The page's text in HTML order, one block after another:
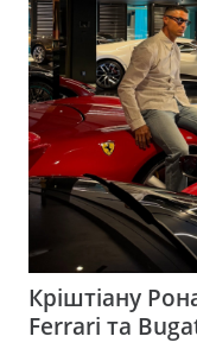
Кріштіану
Ferrari та